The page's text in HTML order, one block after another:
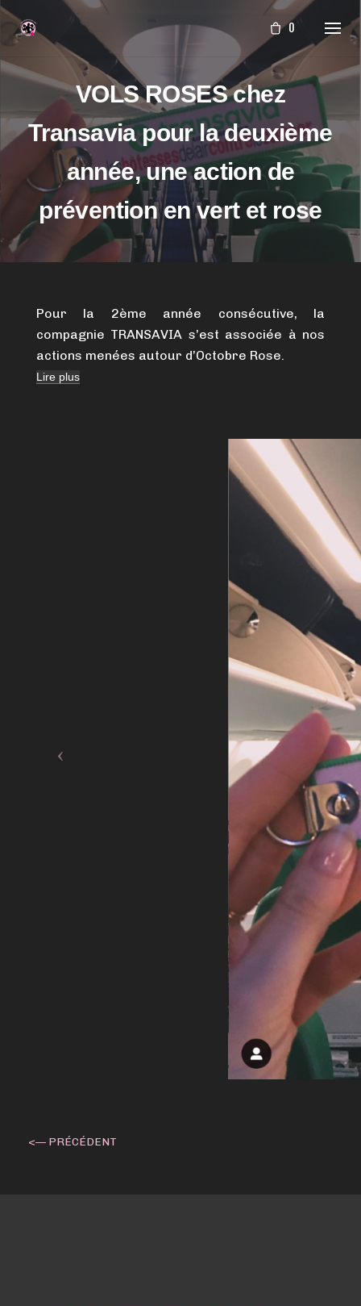
Aller
au
0
VOLS ROSES chez
Transavia pour la deuxième
année, une action de
prévention en vert et rose
Pour la 2ème année consécutive, la
compagnie TRANSAVIA s’est associée à nos
actions menées autour d’Octobre Rose.
Lire plus
<— PRÉCÉDENT